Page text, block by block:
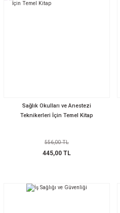
Sağlık Okulları ve Anestezi
Teknikerleri İçin Temel Kitap
556,00 TL
445,00 TL